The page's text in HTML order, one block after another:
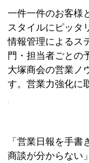
一件一件のお客様
スタイルにピッタ
情報管理によるス
門・担当者ごとの
大塚商会の営業ノ
す。営業力強化に
「営業日報を手
商談が分からない